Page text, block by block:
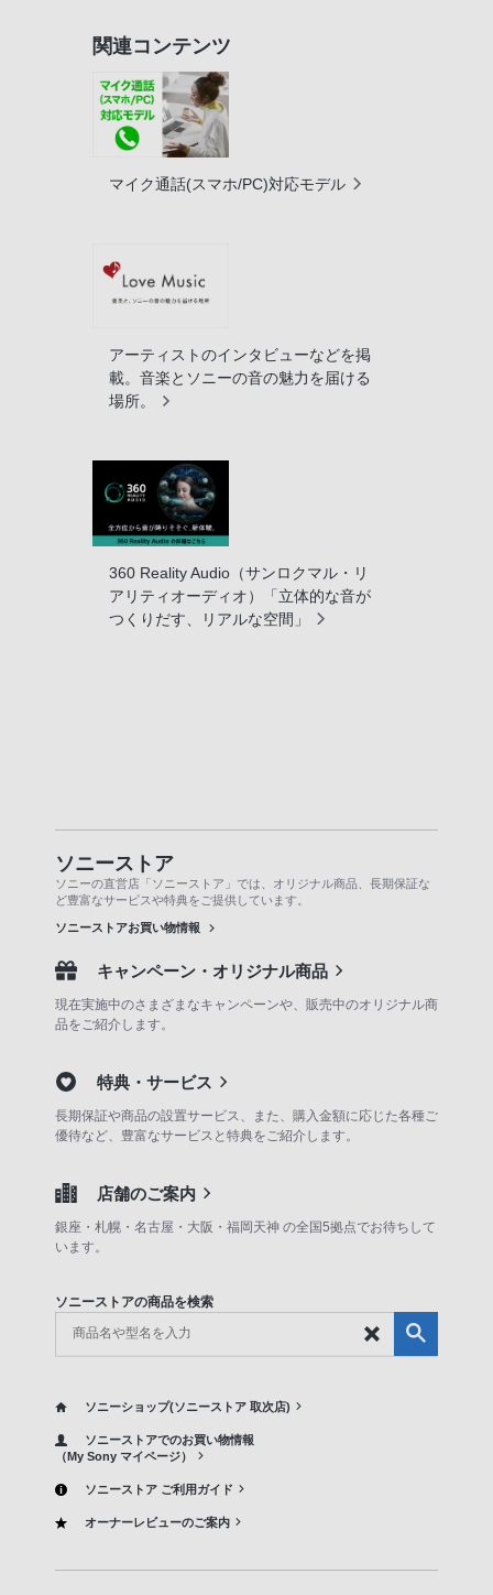
関連コンテンツ
マイク通話(スマホ/PC)対応モデル
アーティストのインタビューなどを掲
載。音楽とソニーの音の魅力を届ける
場所。
360 Reality Audio（サンロクマル・リ
アリティオーディオ）「立体的な音が
つくりだす、リアルな空間」
ソニーストア
ソニーの直営店「ソニーストア」では、オリジナル商品、長期保証な
ど豊富なサービスや特典をご提供しています。
ソニーストアお買い物情報
キャンペーン・オリジナル商品
現在実施中のさまざまなキャンペーンや、販売中のオリジナル商
品をご紹介します。
特典・サービス
長期保証や商品の設置サービス、また、購入金額に応じた各種ご
優待など、豊富なサービスと特典をご紹介します。
店舗のご案内
銀座・札幌・名古屋・大阪・福岡天神 の全国5拠点でお待ちして
います。
ソニーストアの商品を検索
ソニーショップ(ソニーストア 取次店)
ソニーストアでのお買い物情報
（My Sony マイページ）
ソニーストア ご利用ガイド
オーナーレビューのご案内